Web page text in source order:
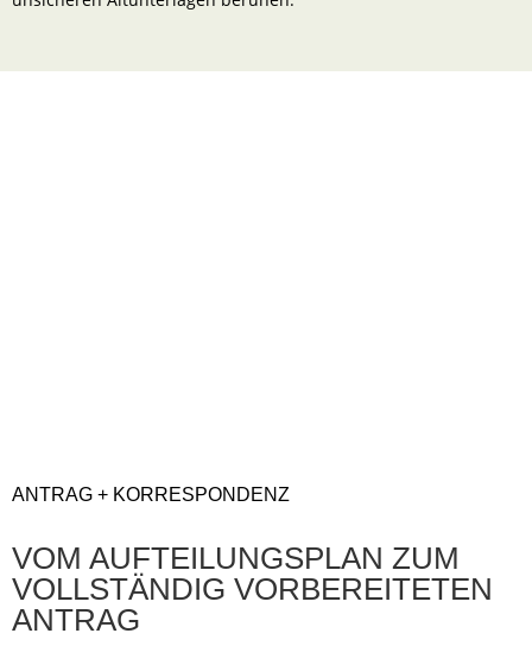
ANTRAG + KORRESPONDENZ
VOM AUFTEILUNGSPLAN ZUM
VOLLSTÄNDIG VORBEREITETEN
ANTRAG